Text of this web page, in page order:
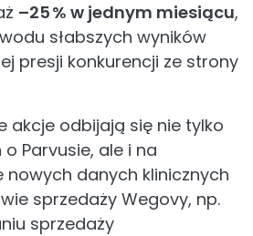
–25 % w jednym miesiącu,
słabszych wyników
presji konkurencji ze strony
akcje odbijają się nie tylko
Parvusie, ale i na
nowych danych klinicznych
sprzedaży Wegovy, np.
sprzedaży